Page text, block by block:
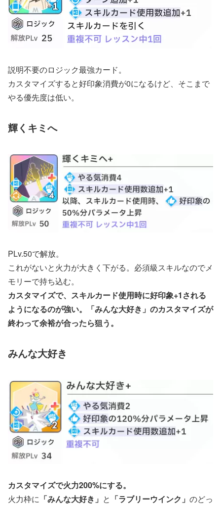
説明不要のロジック最強カード。
カスタマイズすると好印象消費が0になるけど、そこまで
やる優先度は低い。
輝くキミへ
PLv.50で解放。
これがないと火力が大きく下がる。必須級スキルなのでメ
モリーで持ち込む。
カスタマイズで、スキルカード使用時に好印象+1される
ようになるのが強い。「みんな大好き」のカスタマイズが
終わって余裕が合ったら狙う。
みんな大好き
カスタマイズで火力200%にする。
火力枠に 「みんな大好き」 と 「ラブリーウインク」 のどっ